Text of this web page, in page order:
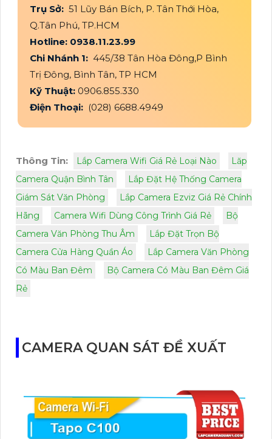
Trụ Sở: 51 Lũy Bán Bích, P. Tân Thới Hòa,
Q.Tân Phú, TP.HCM
Hotline: 0938.11.23.99
Chi Nhánh 1: 445/38 Tân Hòa Đông,P Bình
Trị Đông, Bình Tân, TP HCM
Kỹ Thuật: 0906.855.330
Điện Thoại: (028) 6688.4949
Thông Tin: Lắp Camera Wifi Giá Rẻ Loại Nào
Lăp
Camera Quận Bình Tân
Lắp Đặt Hệ Thống Camera
Giám Sát Văn Phòng
Lắp Camera Ezviz Giá Rẻ Chính
Hãng
Camera Wifi Dùng Công Trình Giá Rẻ
Bộ
Camera Văn Phòng Thu Âm
Lắp Đặt Trọn Bộ
Camera Cửa Hàng Quần Áo
Lắp Camera Văn Phòng
Có Màu Ban Đêm
Bộ Camera Có Màu Ban Đêm Giá
Rẻ
CAMERA QUAN SÁT ĐỀ XUẤT